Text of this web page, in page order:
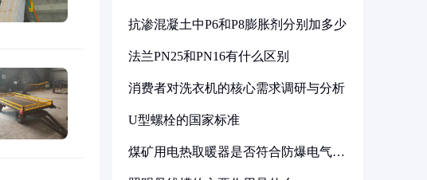
抗渗混凝土中P6和P8膨胀剂分别加多少
法兰PN25和PN16有什么区别
消费者对洗衣机的核心需求调研与分析
U型螺栓的国家标准
煤矿用电热取暖器是否符合防爆电气设